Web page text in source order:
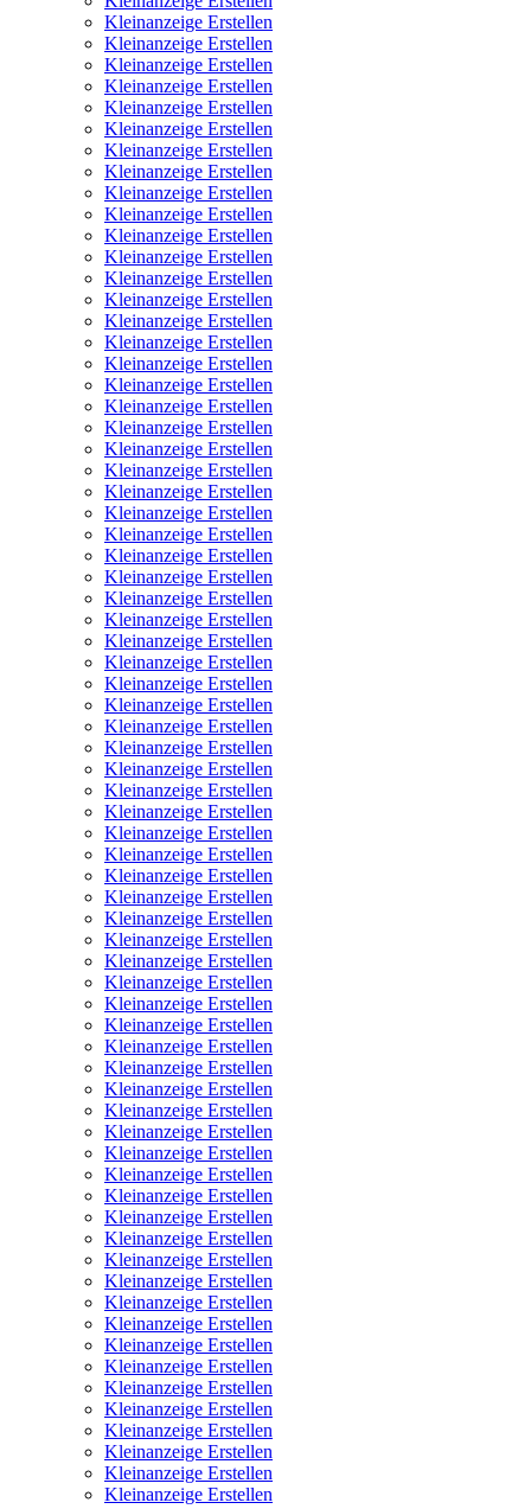
Kleinanzeige Erstellen
Kleinanzeige Erstellen
Kleinanzeige Erstellen
Kleinanzeige Erstellen
Kleinanzeige Erstellen
Kleinanzeige Erstellen
Kleinanzeige Erstellen
Kleinanzeige Erstellen
Kleinanzeige Erstellen
Kleinanzeige Erstellen
Kleinanzeige Erstellen
Kleinanzeige Erstellen
Kleinanzeige Erstellen
Kleinanzeige Erstellen
Kleinanzeige Erstellen
Kleinanzeige Erstellen
Kleinanzeige Erstellen
Kleinanzeige Erstellen
Kleinanzeige Erstellen
Kleinanzeige Erstellen
Kleinanzeige Erstellen
Kleinanzeige Erstellen
Kleinanzeige Erstellen
Kleinanzeige Erstellen
Kleinanzeige Erstellen
Kleinanzeige Erstellen
Kleinanzeige Erstellen
Kleinanzeige Erstellen
Kleinanzeige Erstellen
Kleinanzeige Erstellen
Kleinanzeige Erstellen
Kleinanzeige Erstellen
Kleinanzeige Erstellen
Kleinanzeige Erstellen
Kleinanzeige Erstellen
Kleinanzeige Erstellen
Kleinanzeige Erstellen
Kleinanzeige Erstellen
Kleinanzeige Erstellen
Kleinanzeige Erstellen
Kleinanzeige Erstellen
Kleinanzeige Erstellen
Kleinanzeige Erstellen
Kleinanzeige Erstellen
Kleinanzeige Erstellen
Kleinanzeige Erstellen
Kleinanzeige Erstellen
Kleinanzeige Erstellen
Kleinanzeige Erstellen
Kleinanzeige Erstellen
Kleinanzeige Erstellen
Kleinanzeige Erstellen
Kleinanzeige Erstellen
Kleinanzeige Erstellen
Kleinanzeige Erstellen
Kleinanzeige Erstellen
Kleinanzeige Erstellen
Kleinanzeige Erstellen
Kleinanzeige Erstellen
Kleinanzeige Erstellen
Kleinanzeige Erstellen
Kleinanzeige Erstellen
Kleinanzeige Erstellen
Kleinanzeige Erstellen
Kleinanzeige Erstellen
Kleinanzeige Erstellen
Kleinanzeige Erstellen
Kleinanzeige Erstellen
Kleinanzeige Erstellen
Kleinanzeige Erstellen